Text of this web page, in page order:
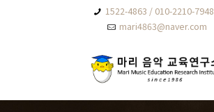
1522-4863 / 010-2210-7948
mari4863@naver.com